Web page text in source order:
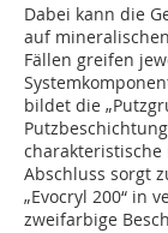
Dabei kann die
auf
Fällen greifen
bildet die
Abschluss sorgt
„Evocryl 200“ in
zweifarbige